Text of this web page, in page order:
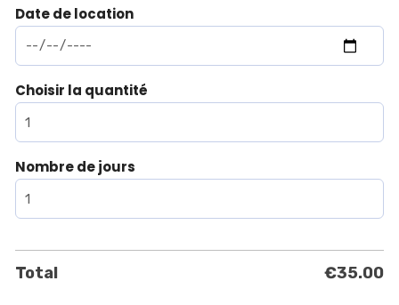
Date de location
Choisir la quantité
Nombre de jours
Total €35.00